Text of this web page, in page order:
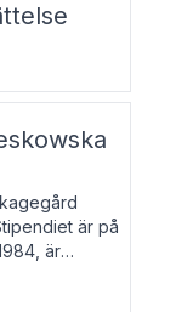
är på
är